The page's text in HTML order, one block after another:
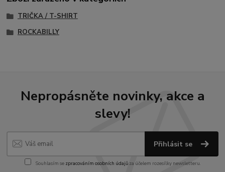
TRIČKA / T-SHIRT
ROCKABILLY
Nepropásněte novinky, akce a
slevy!
Přihlásit se
Souhlasím se zpracováním osobních údajůza účelem rozesílky newsletteru.